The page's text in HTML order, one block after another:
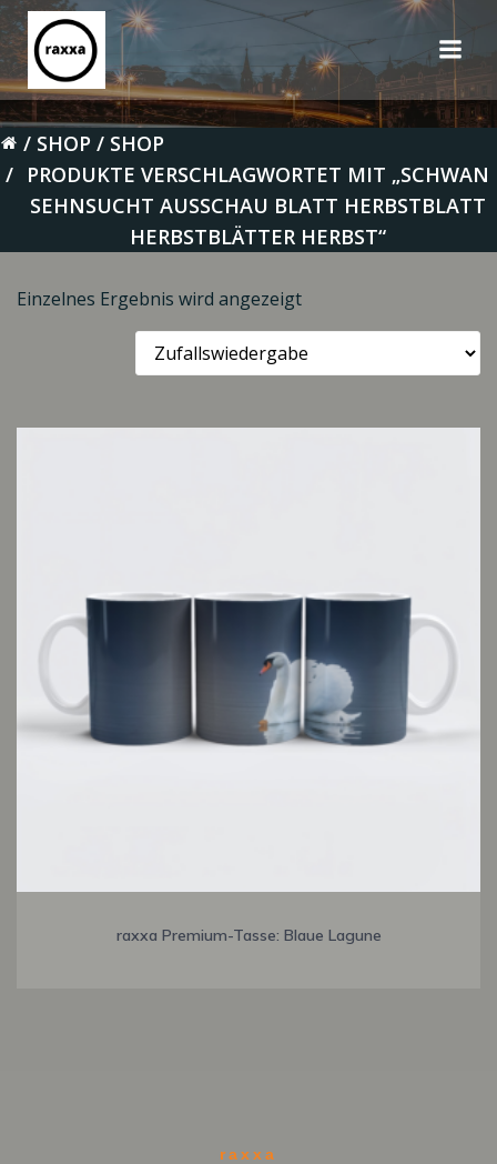
Zum
springen
SHOP
SHOP
PRODUKTE VERSCHLAGWORTET MIT „SCHWAN
SEHNSUCHT AUSSCHAU BLATT HERBSTBLATT
HERBSTBLÄTTER HERBST“
Einzelnes Ergebnis wird angezeigt
raxxa Premium-Tasse: Blaue Lagune
raxxa